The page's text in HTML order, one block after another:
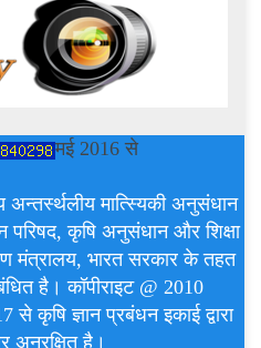
मई 2016 से
मात्स्यिकी अनुसंधान
कृषि अनुसंधान और शिक्षा
मंत्रालय, भारत सरकार के तहत
है। कॉपीराइट @ 2010
कृषि ज्ञान प्रबंधन इकाई द्वारा
अनुरक्षित है।